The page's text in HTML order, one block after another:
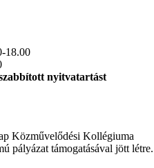
18.00
nyitvatartást
Közművelődési Kollégiuma
pályázat támogatásával jött létre.